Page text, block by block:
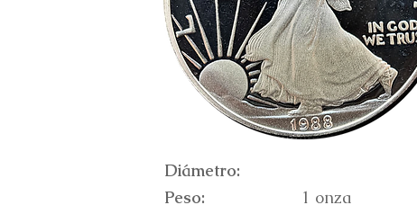
Diámetro:
Peso:
1 onza